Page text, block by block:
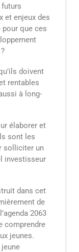
et enjeux des
que ces
doivent
rentables
à long-
élaborer et
sont les
solliciter un
investisseur
dans cet
de
2063
comprendre
jeunes.
jeune